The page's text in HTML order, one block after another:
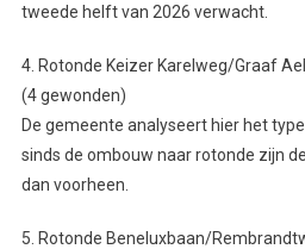
tweede helft van 2026 verwacht.
4. Rotonde Keizer Karelweg/Graaf
(4 gewonden)
De gemeente analyseert hier het
sinds de ombouw naar rotonde zijn
dan voorheen.
5. Rotonde Beneluxbaan/